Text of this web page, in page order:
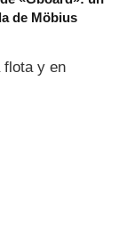
de Möbius
flota y en